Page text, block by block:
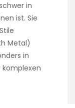
in
ist. Sie
Metal)
in
komplexen